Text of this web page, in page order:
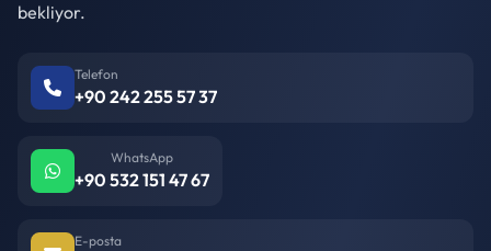
bekliyor.
Telefon
+90 242 255 57 37
WhatsApp
+90 532 151 47 67
E-posta